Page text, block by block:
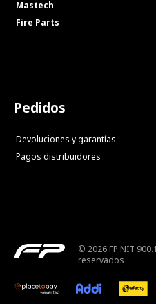
Mastech
Fire Parts
Pedidos
Devoluciones y garantías
Pagos distribuidores
© 2026 FP NIT
reservados